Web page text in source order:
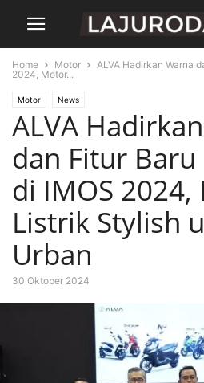
Home Motor
ALVA Hadirkan Warna
2024, Motor...
Motor News
ALVA
dan Fitur
di IMOS
Listrik Stylish
Urban
30 Oktober 2024